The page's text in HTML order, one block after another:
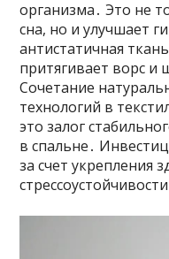
организма․ Это не
сна, но и улучшает
антистатичная
притягивает ворс
Сочетание
технологий в
это залог
в спальне․
за счет укрепления